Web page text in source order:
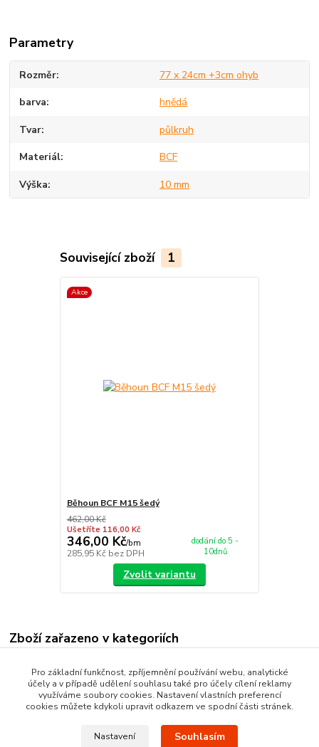
Parametry
Rozměr 77 x 24cm +3cm ohyb
barva hnědá
Tvar půlkruh
Materiál BCF
Výška 10 mm
Související zboží 1
Akce
Běhoun BCF M15 šedý
462,00 Kč
Ušetříte 116,00 Kč
346,00 Kč/bm
285,95 Kč bez DPH
dodání do 5 -
10dnů
Zvolit variantu
Zboží zařazeno v kategoriích
Schodišťové koberce
Pro základní funkčnost, zpříjemnění používání webu, analytické
účely a v případě udělení souhlasu také pro účely cílení reklamy
využíváme soubory cookies. Nastavení vlastních preferencí
cookies můžete kdykoli upravit odkazem ve spodní části stránek.
Nastavení Souhlasím